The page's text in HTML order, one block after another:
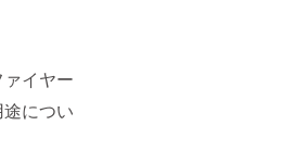
イヤー
につい